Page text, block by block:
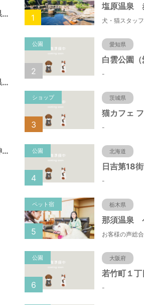
須磨海浜公園（兵庫県神戸市）
北野町東公園（兵庫県神戸市）
北野町広場（兵庫県神戸市）
1
公園 愛知県
-
2
ショップ 茨城県
-
3
公園 北海道
-
4
ペット宿 栃木県
5
公園 大阪府
-
6